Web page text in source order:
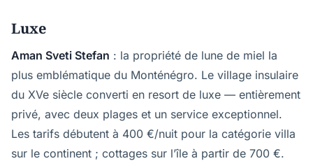
Luxe
Aman Sveti Stefan : la propriété de lune de miel la
plus emblématique du Monténégro. Le village insulaire
du XVe siècle converti en resort de luxe — entièrement
privé, avec deux plages et un service exceptionnel.
Les tarifs débutent à 400 €/nuit pour la catégorie villa
sur le continent ; cottages sur l’île à partir de 700 €.